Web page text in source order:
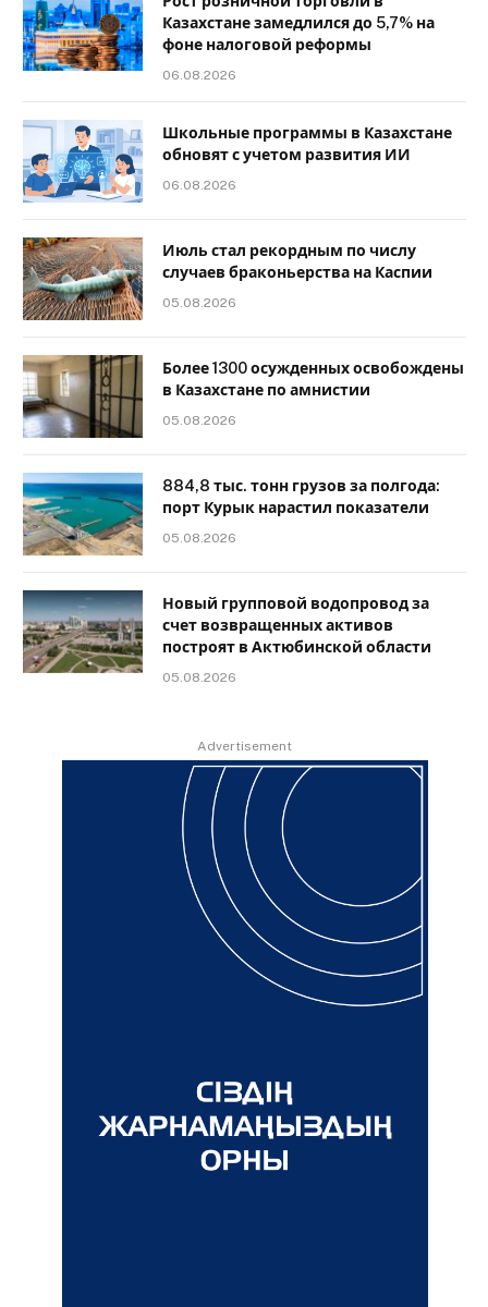
Казахстане замедлился до 5,7% на
фоне налоговой реформы
06.08.2026
Школьные программы в Казахстане
обновят с учетом развития ИИ
06.08.2026
Июль стал рекордным по числу
случаев браконьерства на Каспии
05.08.2026
Более 1300 осужденных освобождены
в Казахстане по амнистии
05.08.2026
884,8 тыс. тонн грузов за полгода:
порт Курык нарастил показатели
05.08.2026
Новый групповой водопровод за
счет возвращенных активов
построят в Актюбинской области
05.08.2026
Advertisement